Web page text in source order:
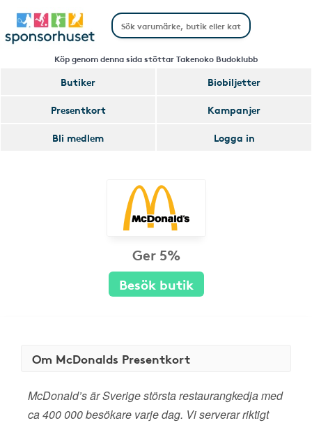
Köp genom denna sida stöttar Takenoko Budoklubb
Butiker
Biobiljetter
Presentkort
Kampanjer
Bli medlem
Logga in
Ger 5%
Besök butik
Om McDonalds Presentkort
McDonald’s är Sverige största restaurangkedja med
ca 400 000 besökare varje dag. Vi serverar riktigt